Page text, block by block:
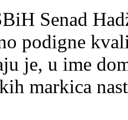
Senad
podigne
je, u ime
markica